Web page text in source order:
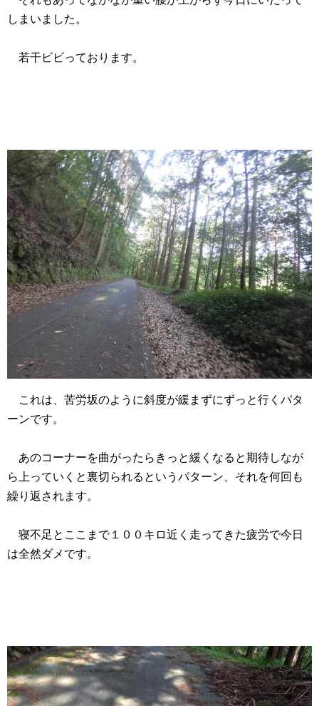
しまいました。
若干ビビっております。
これは、苦労坂のように斜度が緩まずにずっと行くパタ
ーンです。
あのコーナーを曲がったらきっと緩くなると期待しなが
ら上っていくと裏切られるというパターン、それを何回も
繰り返されます。
寝不足とここまで１００キロ近く走ってきた疲労で今日
は全然ダメです。